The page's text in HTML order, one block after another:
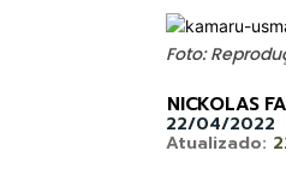
Foto:
NICKOLAS
22/04/2022
Atualizado: